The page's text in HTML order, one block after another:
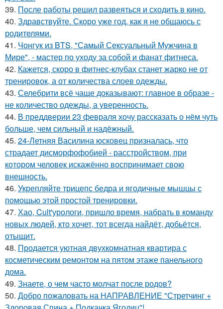
39. После работы решил развеяться и сходить в кино.
40. Здравствуйте. Скоро уже год, как я не общаюсь с
родителями.
41. Чонгук из BTS, "Самый Сексуальный Мужчина в
Мире", - мастер по уходу за собой и фанат фитнеса.
42. Кажется, скоро в фитнес-клубах станет жарко не от
тренировок, а от количества слоев одежды.
43. Селебрити всё чаще доказывают: главное в образе -
не количество одежды, а уверенность.
44. В преддверии 23 февраля хочу рассказать о нём чуть
больше, чем сильный и надёжный.
45. 24-Летняя Василина юсковец призналась, что
страдает дисморфофобией - расстройством, при
котором человек искажённо воспринимает свою
внешность.
46. Укрепляйте трицепс бедра и ягодичные мышцы с
помощью этой простой тренировки.
47. Хао, Cult'урологи, пришло время, набрать в команду
новых людей, кто хочет, тот всегда найдёт, добьётся,
отыщит.
48. Продается уютная двухкомнатная квартира с
косметическим ремонтом на пятом этаже панельного
дома.
49. Знаете, о чем часто молчат после родов?
50. Добро пожаловать на НАПРАВЛЕНИЕ "Стретчинг +